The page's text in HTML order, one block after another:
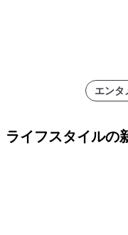
エンタ
ライフスタイルの